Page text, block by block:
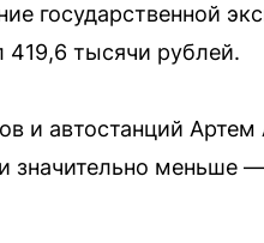
государственной
419,6 тысячи рублей.
и автостанций
значительно меньше